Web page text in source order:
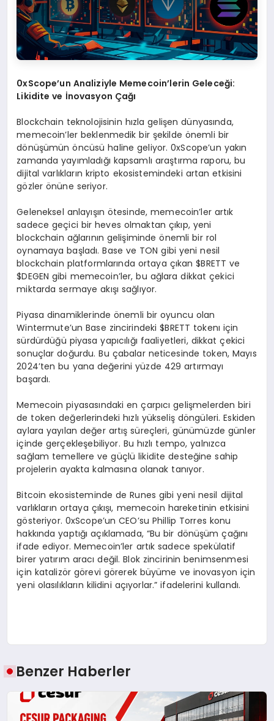
0xScope’un Analiziyle Memecoin’lerin Geleceği:
Likidite ve İnovasyon Çağı
Blockchain teknolojisinin hızla gelişen dünyasında,
memecoin’ler beklenmedik bir şekilde önemli bir
dönüşümün öncüsü haline geliyor. 0xScope’un yakın
zamanda yayımladığı kapsamlı araştırma raporu, bu
dijital varlıkların kripto ekosistemindeki artan etkisini
gözler önüne seriyor.
Geleneksel anlayışın ötesinde, memecoin’ler artık
sadece geçici bir heves olmaktan çıkıp, yeni
blockchain ağlarının gelişiminde önemli bir rol
oynamaya başladı. Base ve TON gibi yeni nesil
blockchain platformlarında ortaya çıkan $BRETT ve
$DEGEN gibi memecoin’ler, bu ağlara dikkat çekici
miktarda sermaye akışı sağlıyor.
Piyasa dinamiklerinde önemli bir oyuncu olan
Wintermute’un Base zincirindeki $BRETT tokenı için
sürdürdüğü piyasa yapıcılığı faaliyetleri, dikkat çekici
sonuçlar doğurdu. Bu çabalar neticesinde token, Mayıs
2024’ten bu yana değerini yüzde 429 artırmayı
başardı.
Memecoin piyasasındaki en çarpıcı gelişmelerden biri
de token değerlerindeki hızlı yükseliş döngüleri. Eskiden
aylara yayılan değer artış süreçleri, günümüzde günler
içinde gerçekleşebiliyor. Bu hızlı tempo, yalnızca
sağlam temellere ve güçlü likidite desteğine sahip
projelerin ayakta kalmasına olanak tanıyor.
Bitcoin ekosisteminde de Runes gibi yeni nesil dijital
varlıkların ortaya çıkışı, memecoin hareketinin etkisini
gösteriyor. 0xScope’un CEO’su Phillip Torres konu
hakkında yaptığı açıklamada, “Bu bir dönüşüm çağını
ifade ediyor. Memecoin’ler artık sadece spekülatif
birer yatırım aracı değil. Blok zincirinin benimsenmesi
için katalizör görevi görerek büyüme ve inovasyon için
yeni olasılıkların kilidini açıyorlar.” ifadelerini kullandı.
Benzer Haberler